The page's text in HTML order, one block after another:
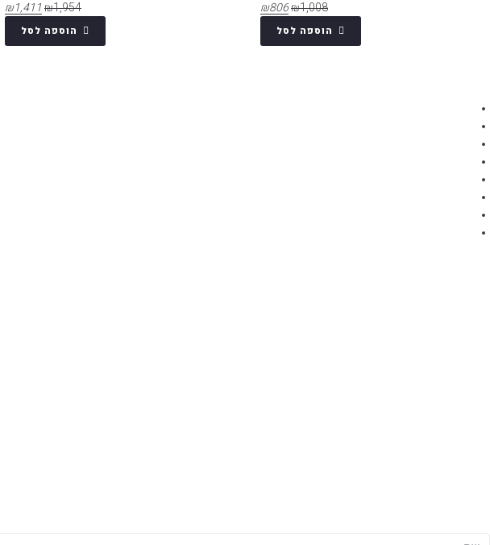
₪1,008
₪806
הוספה לסל
₪1,954
₪1,411
הוספה לסל